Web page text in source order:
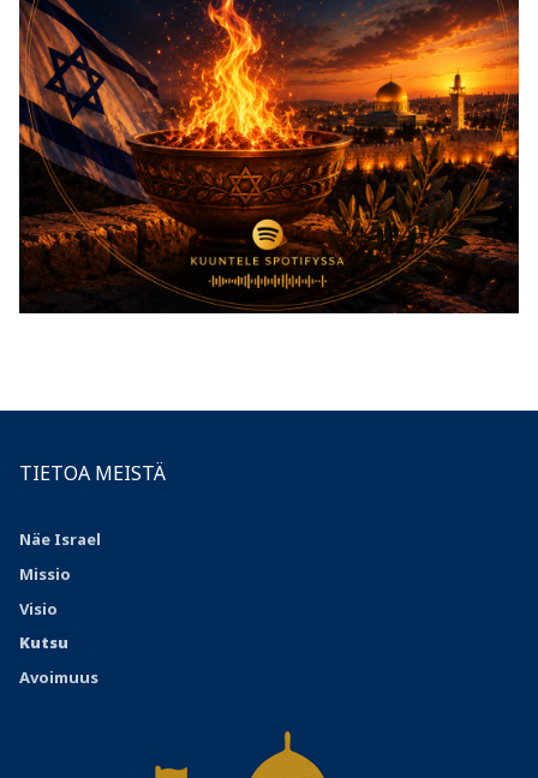
TIETOA MEISTÄ
Näe Israel
Missio
Visio
Kutsu
Avoimuus